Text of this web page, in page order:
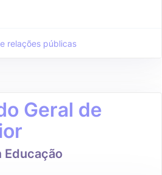
relações públicas
Geral de
Educação